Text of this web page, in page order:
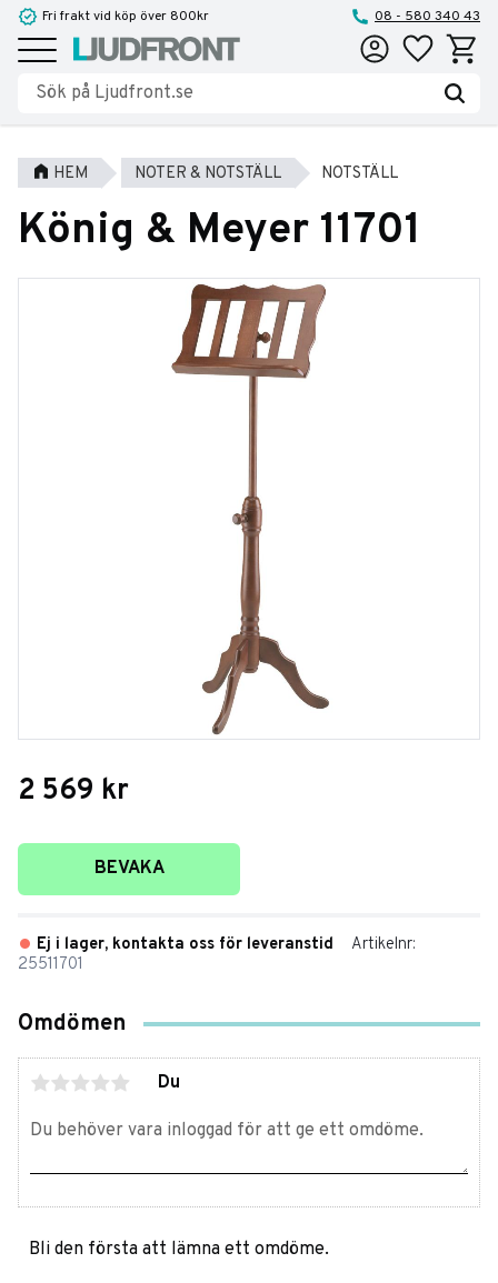
Meny
Fri frakt vid köp över 800kr 08 - 580 340 43
Favoriter
HEM NOTER & NOTSTÄLL NOTSTÄLL
König & Meyer 11701
2 569 kr
Lägg till i favoriter
BEVAKA
Ej i lager, kontakta oss för leveranstid
Artikelnr
25511701
Omdömen
Du
Bli den första att lämna ett omdöme.